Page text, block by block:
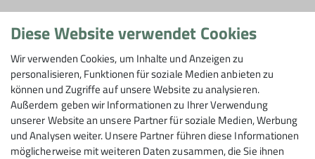
meine in das Kontaktformular eingegebenen
Daten elektronisch gesichert und zum Zweck der
Kontaktaufnahme verarbeitet und genutzt
werden. Mir ist bekannt, dass ich meine
Einwilligung jederzeit wiederrufen kann. *
Mit (*) markierte Felder
Diese Website verwendet Cookies
Wir verwenden Cookies, um Inhalte und Anzeigen zu
personalisieren, Funktionen für soziale Medien anbieten zu
können und Zugriffe auf unsere Website zu analysieren.
Außerdem geben wir Informationen zu Ihrer Verwendung
unserer Website an unsere Partner für soziale Medien, Werbung
und Analysen weiter. Unsere Partner führen diese Informationen
möglicherweise mit weiteren Daten zusammen, die Sie ihnen